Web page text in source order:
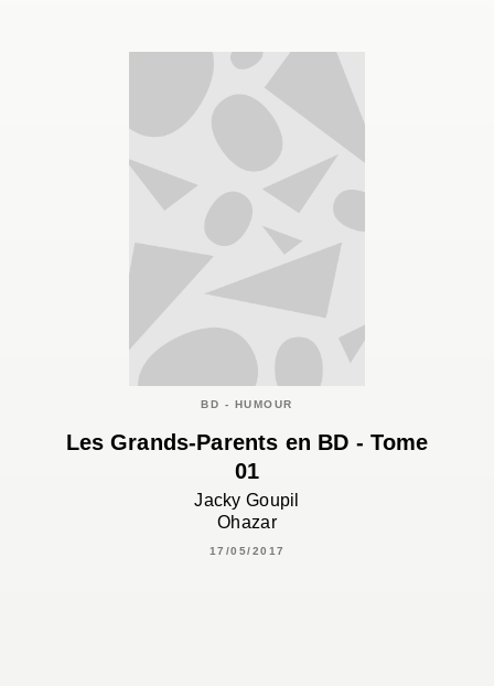
BD - HUMOUR
Les Grands-Parents en BD - Tome
01
Jacky Goupil
Ohazar
17/05/2017